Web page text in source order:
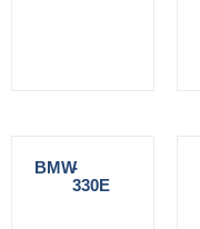
BMW-
330E